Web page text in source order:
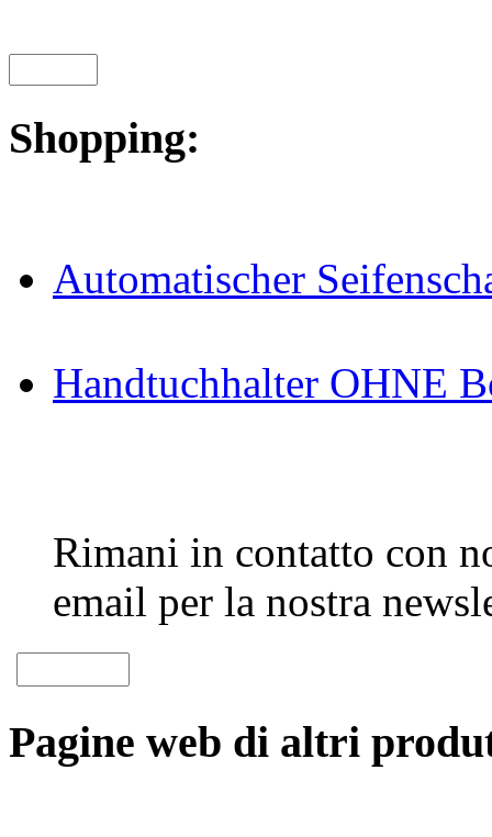
Shopping:
Automatischer
Handtuchhalter OHNE
Rimani in contatto con
email per la nostra
Pagine web di altri